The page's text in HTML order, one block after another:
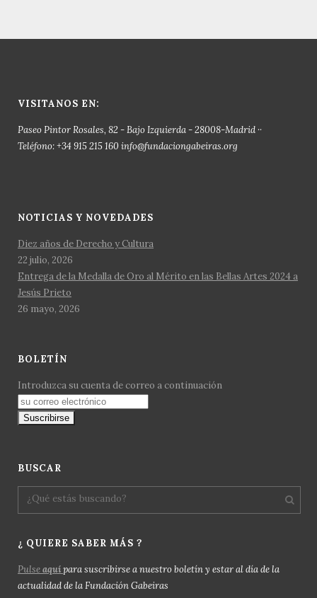
VISITANOS EN:
Paseo Pintor Rosales, 82 - Bajo Izquierda - 28008-Madrid ··
Teléfono: +34 915 215 160 info@fundaciongabeiras.org
NOTICIAS Y NOVEDADES
Diez años de Derecho y Cultura
22 julio, 2026
Entrega de la Medalla de Oro al Mérito en las Bellas Artes 2024 a
Jesús Prieto
26 mayo, 2026
BOLETÍN
Introduzca su cuenta de correo a continuación
BUSCAR
¿ QUIERE SABER MÁS ?
Pulseaquípara suscribirse a nuestro boletín y estar al día de la
actualidad de la Fundación Gabeiras